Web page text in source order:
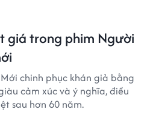
giá trong phim Người
chinh phục khán giả bằng
cảm xúc và ý nghĩa, điều
sau hơn 60 năm.